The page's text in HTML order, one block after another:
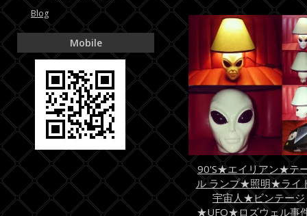
90'S★エイリアン★テ
ル ランプ★照明★ライ
宇宙人★ビンテージ
★UFO★ロズウェル事
Blog
Mobile